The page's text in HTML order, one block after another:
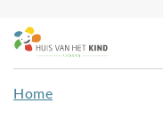
Overslaan
en
naar
de
Home